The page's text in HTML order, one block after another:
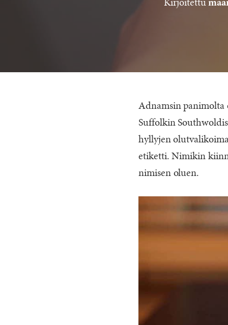
Kirjoitettu
Adnamsin panimolta
Suffolkin
hyllyjen
etiketti. Nimikin
nimisen oluen.